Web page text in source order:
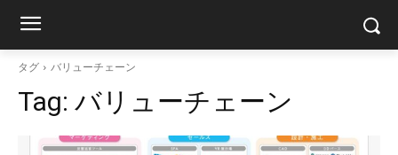
タグ バリューチェーン
Tag: バリューチェーン